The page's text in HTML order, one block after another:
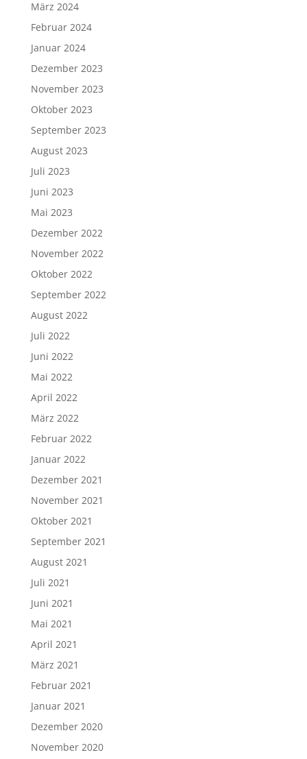
März 2024
Februar 2024
Januar 2024
Dezember 2023
November 2023
Oktober 2023
September 2023
August 2023
Juli 2023
Juni 2023
Mai 2023
Dezember 2022
November 2022
Oktober 2022
September 2022
August 2022
Juli 2022
Juni 2022
Mai 2022
April 2022
März 2022
Februar 2022
Januar 2022
Dezember 2021
November 2021
Oktober 2021
September 2021
August 2021
Juli 2021
Juni 2021
Mai 2021
April 2021
März 2021
Februar 2021
Januar 2021
Dezember 2020
November 2020